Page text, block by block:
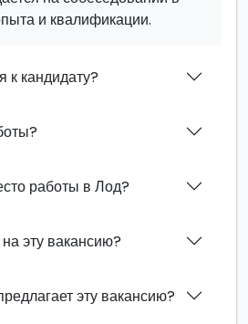
и квалификации.
к кандидату?
работы в Лод?
на эту вакансию?
эту вакансию?